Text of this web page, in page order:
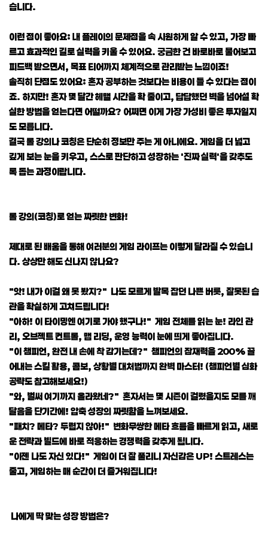
습니다.
이런 점이 좋아요: 내 플레이의 문제점을 속 시원하게 알 수 있고, 가장 빠
르고 효과적인 길로 실력을 키울 수 있어요. 궁금한 건 바로바로 물어보고
피드백 받으면서, 목표 티어까지 체계적으로 관리받는 느낌이죠!
솔직히 단점도 있어요: 혼자 공부하는 것보다는 비용이 들 수 있다는 점이
죠. 하지만! 혼자 몇 달간 헤맬 시간을 확 줄이고, 답답했던 벽을 넘어설 확
실한 방법을 얻는다면 어떨까요? 어쩌면 이게 가장 가성비 좋은 투자일지
도 모릅니다.
결국 롤 강의나 코칭은 단순히 정보만 주는 게 아니에요. 게임을 더 넓고
깊게 보는 눈을 키우고, 스스로 판단하고 성장하는 '진짜 실력'을 갖추도
록 돕는 과정이랍니다.
롤 강의(코칭)로 얻는 짜릿한 변화!
제대로 된 배움을 통해 여러분의 게임 라이프는 이렇게 달라질 수 있습니
다. 상상만 해도 신나지 않나요?
"앗! 내가 이걸 왜 못 봤지?" 나도 모르게 발목 잡던 나쁜 버릇, 잘못된 습
관을 확실하게 고쳐드립니다!
"아하! 이 타이밍엔 여기로 가야 했구나!" 게임 전체를 읽는 눈! 라인 관
리, 오브젝트 컨트롤, 맵 리딩, 운영 능력이 눈에 띄게 좋아집니다.
"이 챔피언, 완전 내 손에 착 감기는데?" 챔피언의 잠재력을 200% 끌
어내는 스킬 활용, 콤보, 상황별 대처법까지 완벽 마스터! (챔피언별 심화
공략도 참고해보세요!)
"와, 벌써 여기까지 올라왔네?" 혼자서는 몇 시즌이 걸렸을지도 모를 깨
달음을 단기간에! 압축 성장의 짜릿함을 느껴보세요.
"패치? 메타? 두렵지 않아!" 변화무쌍한 메타 흐름을 빠르게 읽고, 새로
운 전략과 빌드에 바로 적응하는 경쟁력을 갖추게 됩니다.
"이젠 나도 자신 있다!" 게임이 더 잘 풀리니 자신감은 UP! 스트레스는
줄고, 게임하는 매 순간이 더 즐거워집니다!
나에게 딱 맞는 성장 방법은?